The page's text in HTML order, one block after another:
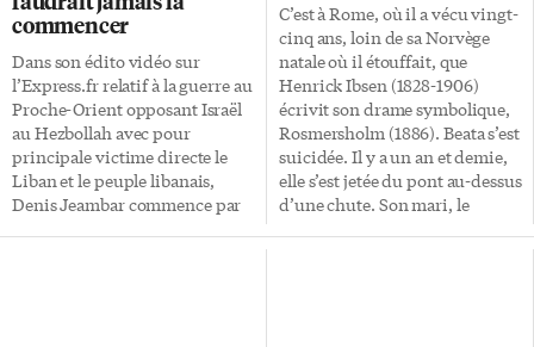
commencer
Dans son édito vidéo sur
l’Express.fr relatif à la guerre au
Proche-Orient opposant Israël
au Hezbollah avec pour
principale victime directe le
Liban et le peuple libanais,
Denis Jeambar commence par
C’est à Rome, où il a vécu vingt-
cinq ans, loin de sa Norvège
natale où il étouffait, que
Henrick Ibsen (1828-1906)
écrivit son drame symbolique,
Rosmersholm (1886). Beata s’est
suicidée. Il y a un an et demie,
elle s’est jetée du pont au-dessus
d’une chute. Son mari, le